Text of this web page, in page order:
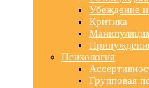
Убеждение
Критика
Психология
Групповая